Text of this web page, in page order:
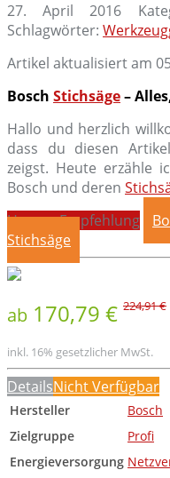
27. April 2016
Schlagwörter:
Artikel aktualisiert am
Bosch Stichsäge–
Hallo und herzlich
dass du diesen
zeigst. Heute erzähle
Bosch und deren
Unsere Empfehlung
Stichsäge
ab 170,79 € 224,91 €
inkl. 16% gesetzlicher MwSt.
DetailsNicht Verfügbar
Hersteller
Bosch
Zielgruppe
Profi
Energieversorgung